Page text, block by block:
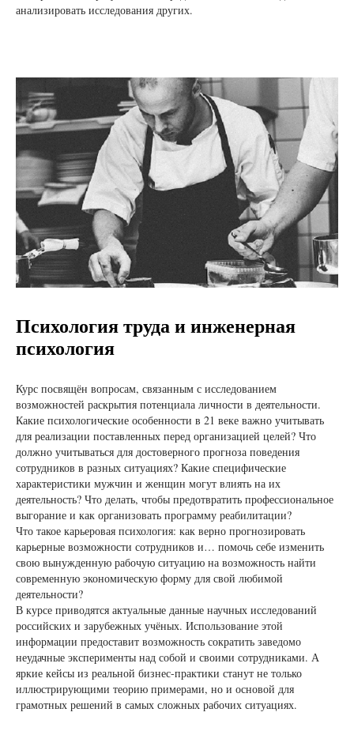
анализировать исследования других.
Психология труда и инженерная
психология
Курс посвящён вопросам, связанным с исследованием
возможностей раскрытия потенциала личности в деятельности.
Какие психологические особенности в 21 веке важно учитывать
для реализации поставленных перед организацией целей? Что
должно учитываться для достоверного прогноза поведения
сотрудников в разных ситуациях? Какие специфические
характеристики мужчин и женщин могут влиять на их
деятельность? Что делать, чтобы предотвратить профессиональное
выгорание и как организовать программу реабилитации?
Что такое карьеровая психология: как верно прогнозировать
карьерные возможности сотрудников и… помочь себе изменить
свою вынужденную рабочую ситуацию на возможность найти
современную экономическую форму для свой любимой
деятельности?
В курсе приводятся актуальные данные научных исследований
российских и зарубежных учёных. Использование этой
информации предоставит возможность сократить заведомо
неудачные эксперименты над собой и своими сотрудниками. А
яркие кейсы из реальной бизнес-практики станут не только
иллюстрирующими теорию примерами, но и основой для
грамотных решений в самых сложных рабочих ситуациях.